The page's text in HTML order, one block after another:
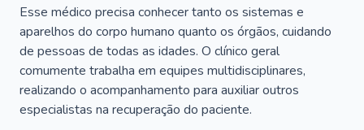
Esse médico precisa conhecer tanto os sistemas e
aparelhos do corpo humano quanto os órgãos, cuidando
de pessoas de todas as idades. O clínico geral
comumente trabalha em equipes multidisciplinares,
realizando o acompanhamento para auxiliar outros
especialistas na recuperação do paciente.